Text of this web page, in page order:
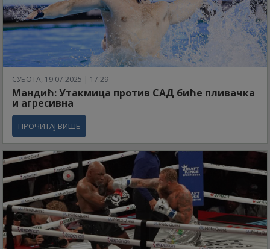
СУБОТА, 19.07.2025 | 17:29
Мандић: Утакмица против САД биће пливачка
и агресивна
ПРОЧИТАЈ ВИШЕ